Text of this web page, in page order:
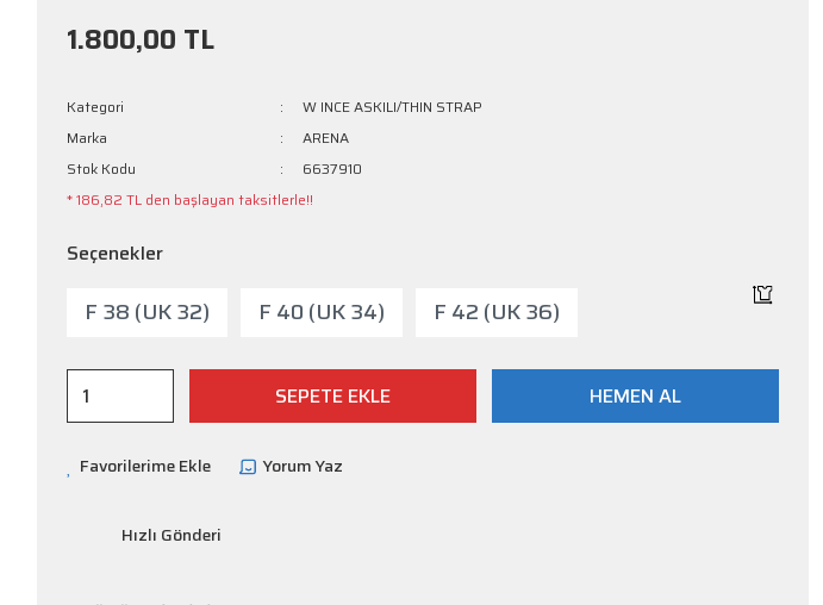
1.800,00 TL
Kategori
W INCE ASKILI/THIN STRAP
Marka
ARENA
Stok Kodu
6637910
* 186,82 TL den başlayan taksitlerle!!
Seçenekler
F 38 (UK 32) F 40 (UK 34) F 42 (UK 36)
SEPETE EKLE HEMEN AL
Yorum Yaz
Hızlı Gönderi